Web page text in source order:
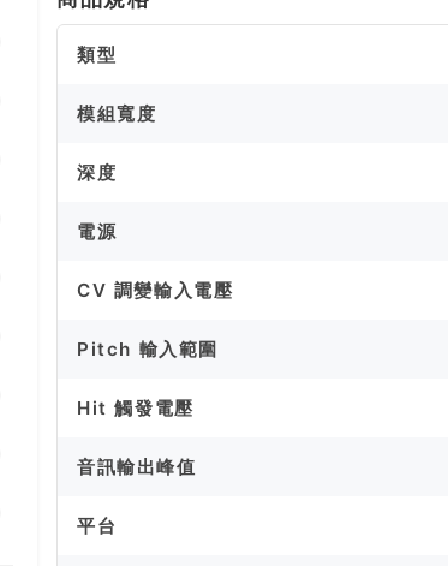
類型
模組寬度
深度
電源
CV 調變輸入電壓
Pitch 輸入範圍
Hit 觸發電壓
音訊輸出峰值
平台